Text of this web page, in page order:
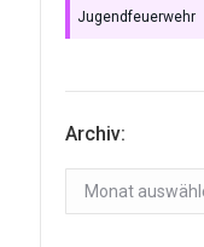
Jugendfeuerwehr
Archiv:
Archiv: